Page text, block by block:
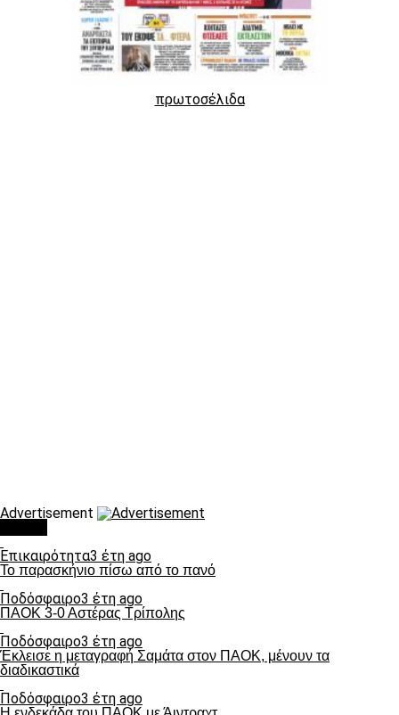
πρωτοσέλιδα
Advertisement
Επικαιρότητα3 έτη ago
Το παρασκήνιο πίσω από το πανό
Ποδόσφαιρο3 έτη ago
ΠΑΟΚ 3-0 Αστέρας Τρίπολης
Ποδόσφαιρο3 έτη ago
Έκλεισε η μεταγραφή Σαμάτα στον ΠΑΟΚ, μένουν τα
διαδικαστικά
Ποδόσφαιρο3 έτη ago